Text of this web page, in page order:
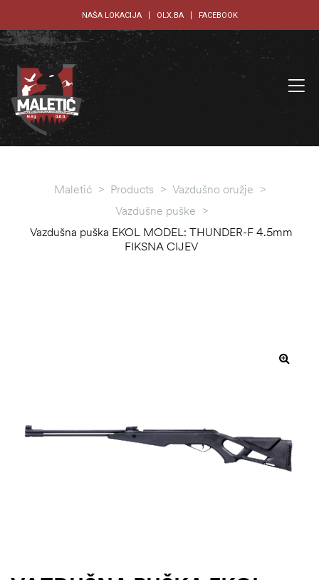
NAŠA LOKACIJA OLX.BA FACEBOOK
Maletić > Products > Vazdušno oružje >
Vazdušne puške >
Vazdušna puška EKOL MODEL: THUNDER-F 4.5mm
FIKSNA CIJEV